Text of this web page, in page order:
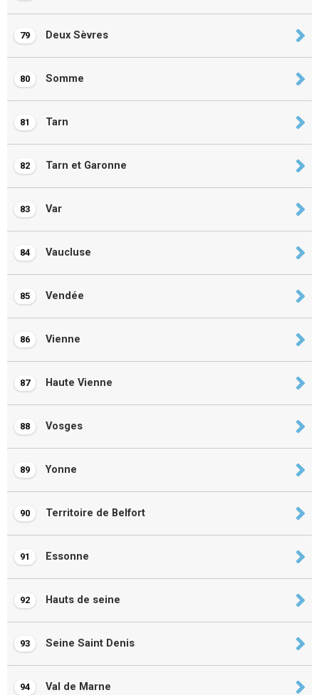
79 Deux Sèvres
80 Somme
81 Tarn
82 Tarn et Garonne
83 Var
84 Vaucluse
85 Vendée
86 Vienne
87 Haute Vienne
88 Vosges
89 Yonne
90 Territoire de Belfort
91 Essonne
92 Hauts de seine
93 Seine Saint Denis
94 Val de Marne